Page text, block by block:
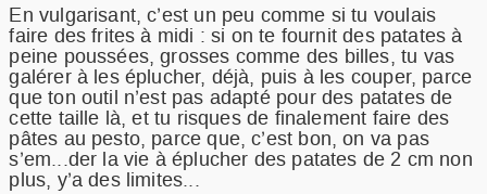
En vulgarisant, c’est un peu comme si tu voulais
faire des frites à midi : si on te fournit des patates à
peine poussées, grosses comme des billes, tu vas
galérer à les éplucher, déjà, puis à les couper, parce
que ton outil n’est pas adapté pour des patates de
cette taille là, et tu risques de finalement faire des
pâtes au pesto, parce que, c’est bon, on va pas
s’em...der la vie à éplucher des patates de 2 cm non
plus, y’a des limites...